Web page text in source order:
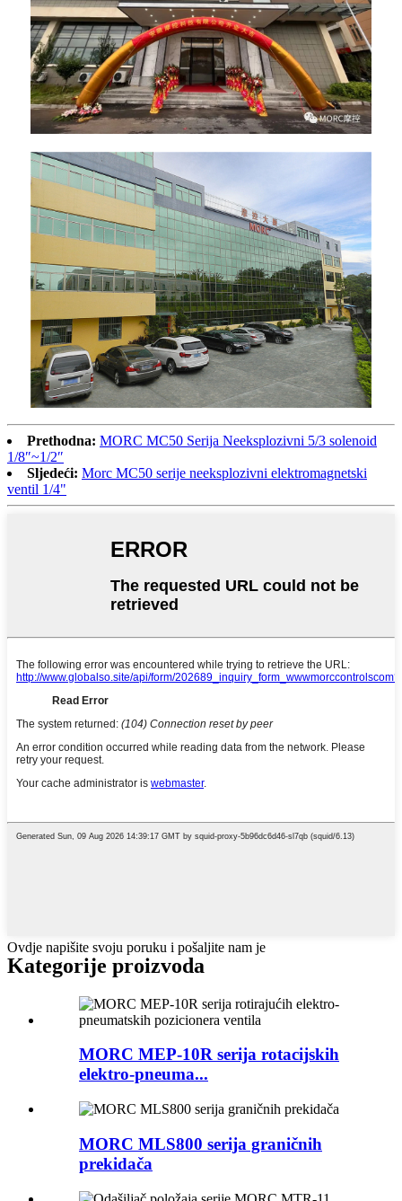
Prethodna: MORC MC50 Serija Neeksplozivni 5/3 solenoid
1/8″~1/2″
Sljedeći: Morc MC50 serije neeksplozivni elektromagnetski
ventil 1/4"
Ovdje napišite svoju poruku i pošaljite nam je
Kategorije proizvoda
MORC MEP-10R serija rotacijskih
elektro-pneuma...
MORC MLS800 serija graničnih
prekidača